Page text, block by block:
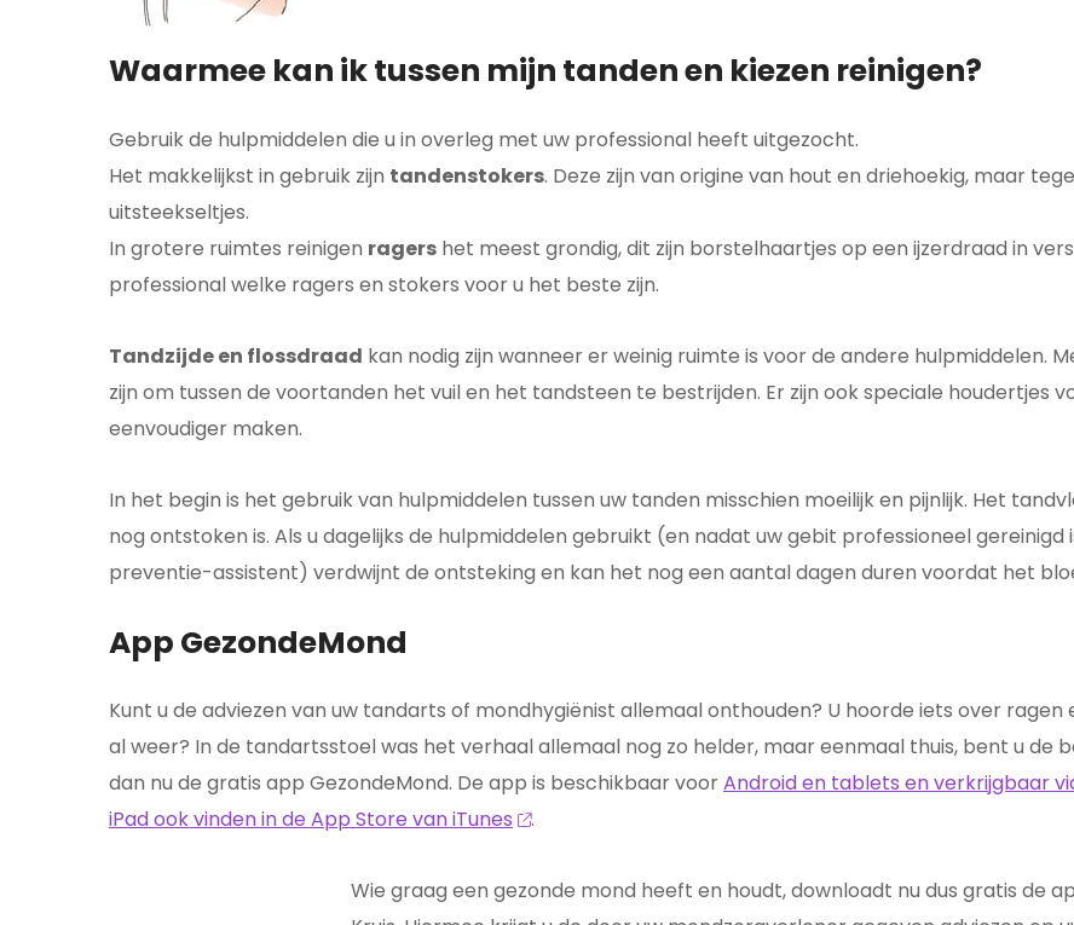
Waarmee kan ik tussen mijn tanden en kiezen reinigen?
Gebruik de hulpmiddelen die u in overleg met uw professional heeft uitgezocht.
Het makkelijkst in gebruik zijn tandenstokers. Deze zijn van origine van hout en driehoekig, maar
uitsteekseltjes.
In grotere ruimtes reinigen ragers het meest grondig, dit zijn borstelhaartjes op een ijzerdraad in
professional welke ragers en stokers voor u het beste zijn.
Tandzijde en flossdraad kan nodig zijn wanneer er weinig ruimte is voor de andere hulpmiddelen.
zijn om tussen de voortanden het vuil en het tandsteen te bestrijden. Er zijn ook speciale houdertjes
eenvoudiger maken.
In het begin is het gebruik van hulpmiddelen tussen uw tanden misschien moeilijk en pijnlijk. Het
nog ontstoken is. Als u dagelijks de hulpmiddelen gebruikt (en nadat uw gebit professioneel
preventie-assistent) verdwijnt de ontsteking en kan het nog een aantal dagen duren voordat het
App GezondeMond
Kunt u de adviezen van uw tandarts of mondhygiënist allemaal onthouden? U hoorde iets over
al weer? In de tandartsstoel was het verhaal allemaal nog zo helder, maar eenmaal thuis, bent u de
dan nu de gratis app GezondeMond. De app is beschikbaar voorAndroid en tablets en verkrijgbaar
iPad ook vinden in de App Store van iTunes
.
Wie graag een gezonde mond heeft en houdt, downloadt nu dus gratis de